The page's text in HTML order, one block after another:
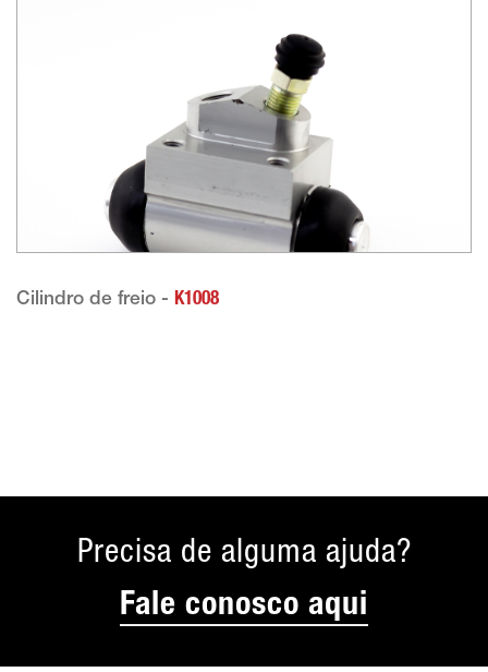
Cilindro de freio - K1008
Precisa de alguma ajuda?
Fale conosco aqui